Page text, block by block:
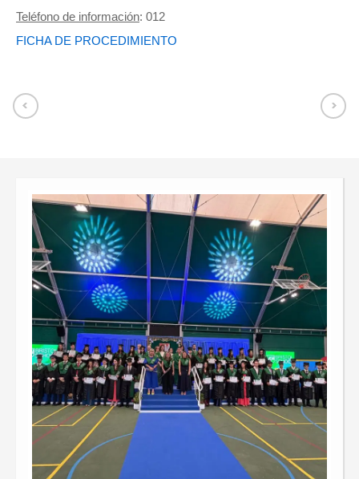
Teléfono de información: 012
FICHA DE PROCEDIMIENTO